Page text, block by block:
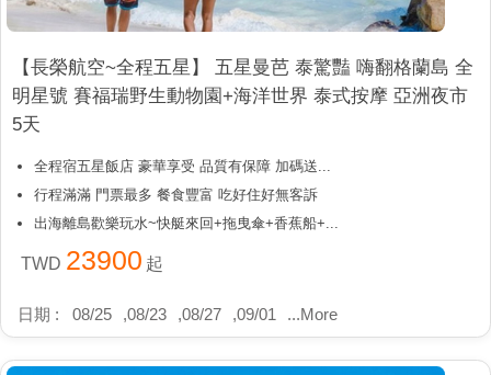
【長榮航空~全程五星】 五星曼芭 泰驚豔 嗨翻格蘭島 全
明星號 賽福瑞野生動物園+海洋世界 泰式按摩 亞洲夜市
5天
全程宿五星飯店 豪華享受 品質有保障 加碼送...
行程滿滿 門票最多 餐食豐富 吃好住好無客訴
出海離島歡樂玩水~快艇來回+拖曳傘+香蕉船+...
TWD 23900 起
日期 : 08/25 ,08/23 ,08/27 ,09/01 ...More